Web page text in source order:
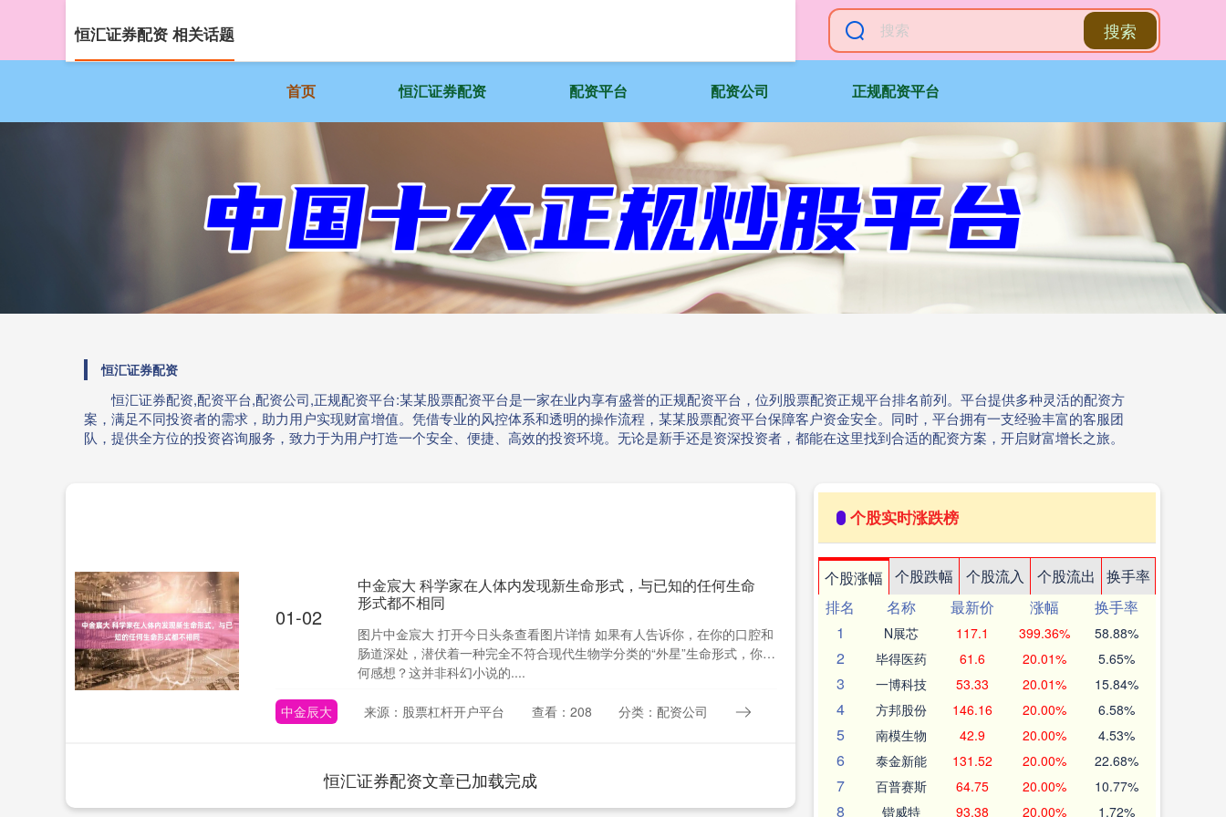
搜索
首页 恒汇证券配资 配资平台 配资公司 正规配资平台
恒汇证券配资
恒汇证券配资,配资平台,配资公司,正规配资平台:某某股票配资平台是一家在业内享有盛誉的正规配资平台，位列股票配资正规平台排名前列。平台提供多种灵活的配资方
案，满足不同投资者的需求，助力用户实现财富增值。凭借专业的风控体系和透明的操作流程，某某股票配资平台保障客户资金安全。同时，平台拥有一支经验丰富的客服团
队，提供全方位的投资咨询服务，致力于为用户打造一个安全、便捷、高效的投资环境。无论是新手还是资深投资者，都能在这里找到合适的配资方案，开启财富增长之旅。
恒汇证券配资 相关话题
01-02
中金宸大 科学家在人体内发现新生命形式，与已知的任何生命
形式都不相同
图片中金宸大 打开今日头条查看图片详情 如果有人告诉你，在你的口腔和
肠道深处，潜伏着一种完全不符合现代生物学分类的“外星”生命形式，你作
何感想？这并非科幻小说的....
中金辰大 来源：股票杠杆开户平台 查看：208 分类：配资公司
恒汇证券配资文章已加载完成
个股实时涨跌榜
个股涨幅 个股跌幅 个股流入 个股流出
换手率
排名
名称 最新价 涨幅
换手率
1
N展芯 117.1 399.36% 58.88%
2 毕得医药 61.6 20.01% 5.65%
3 一博科技 53.33 20.01% 15.84%
4 方邦股份 146.16 20.00% 6.58%
5 南模生物 42.9 20.00% 4.53%
6 泰金新能 131.52 20.00% 22.68%
7 百普赛斯 64.75 20.00% 10.77%
8 锴威特 93.38 20.00% 1.72%